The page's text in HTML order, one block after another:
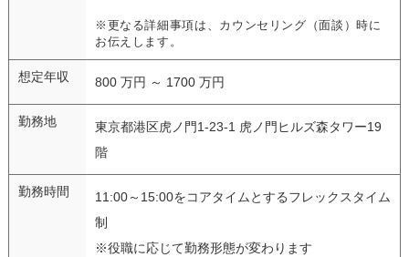
※更なる詳細事項は、カウンセリング（面談）時に
お伝えします。
想定年収 800 万円 ～ 1700 万円
勤務地
東京都港区虎ノ門1-23-1 虎ノ門ヒルズ森タワー19
階
勤務時間
11:00～15:00をコアタイムとするフレックスタイム
制
※役職に応じて勤務形態が変わります